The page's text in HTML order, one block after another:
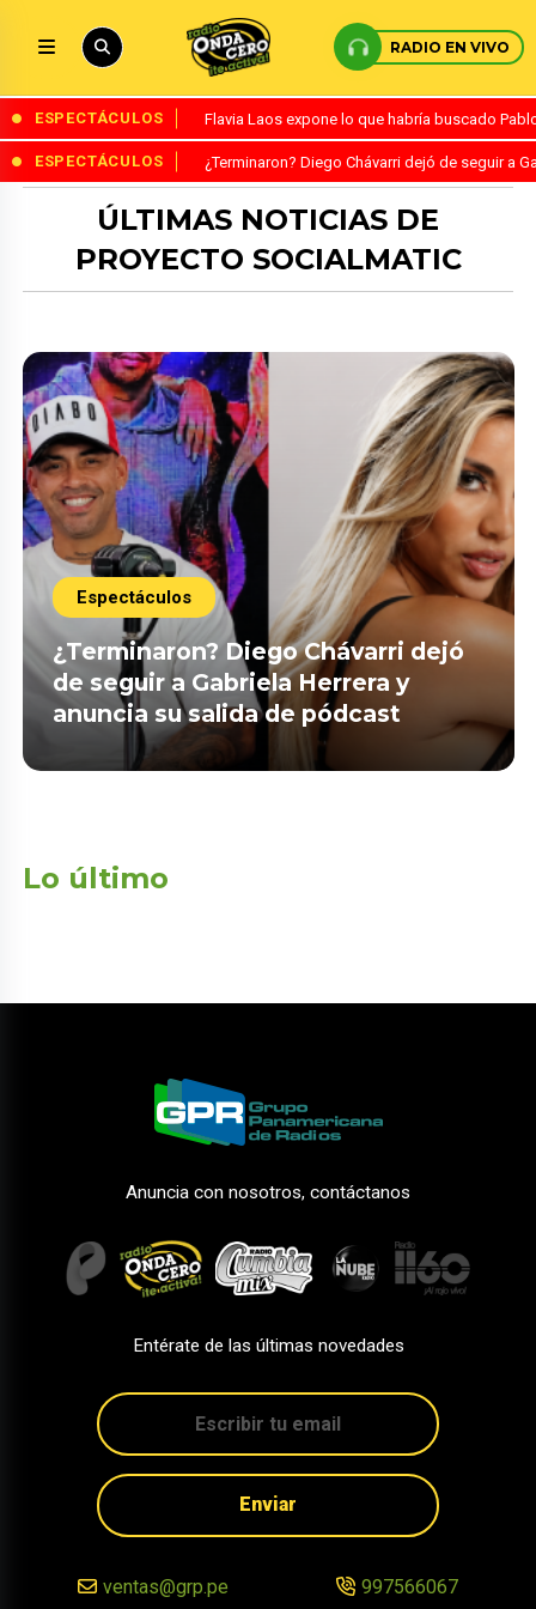
RADIO EN VIVO
ESPECTÁCULOS Flavia Laos expone lo que habría buscado
ESPECTÁCULOS ¿Terminaron? Diego Chávarri dejó de seguir a
ÚLTIMAS NOTICIAS DE
PROYECTO SOCIALMATIC
Espectáculos
¿Terminaron? Diego Chávarri dejó
de seguir a Gabriela Herrera y
anuncia su salida de pódcast
Lo último
Anuncia con nosotros, contáctanos
Entérate de las últimas novedades
Enviar
ventas@grp.pe 997566067